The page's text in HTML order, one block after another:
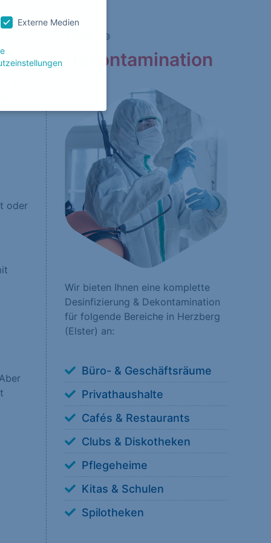
ein,
oder
COVID-19
Dekontamination
Wir bieten Ihnen eine komplette
Desinfizierung & Dekontamination
für folgende Bereiche in Herzberg
(Elster) an:
Büro- & Geschäftsräume
Privathaushalte
Cafés & Restaurants
Clubs & Diskotheken
Pflegeheime
Kitas & Schulen
Spilotheken
Externe Medien
ganzen Kategorien
Zurück
erforderlich.
Besucher unsere
wie unsere
Sie tun
von externen